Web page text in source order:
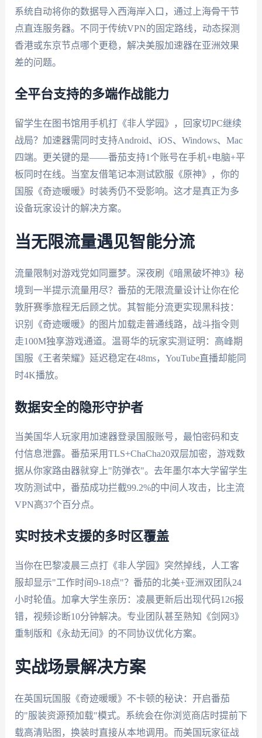
系统自动将你的数据导入西海岸入口，通过上海骨干节
点直连服务器。不同于传统VPN的固定路线，动态探测
香港或东京节点哪个更稳，解决美服加速器在亚洲效果
差的问题。
全平台支持的多端作战能力
留学生在图书馆用手机打《非人学园》，回家切PC继续
战局？加速器需同时支持Android、iOS、Windows、Mac
四端。更关键的是——番茄支持1个账号在手机+电脑+平
板同时在线。当室友借笔记本测试欧服《原神》，你的
国服《奇迹暖暖》时装秀仍不受影响。这才是真正为多
设备玩家设计的解决方案。
当无限流量遇见智能分流
流量限制对游戏党如同噩梦。深夜刷《暗黑破坏神3》秘
境到一半提示流量用尽？番茄的无限流量设计让你在伦
敦肝赛季旅程无后顾之忧。其智能分流更实现黑科技：
识别《奇迹暖暖》的图片加载走普通线路，战斗指令则
走100M独享游戏通道。温哥华的玩家实测证明：高峰期
国服《王者荣耀》延迟稳定在48ms，YouTube直播却能同
时4K播放。
数据安全的隐形守护者
当美国华人玩家用加速器登录国服账号，最怕密码和支
付信息泄露。番茄采用TLS+ChaCha20双层加密，游戏数
据从你家路由器就穿上"防弹衣"。去年墨尔本大学留学生
攻防测试中，番茄成功拦截99.2%的中间人攻击，比主流
VPN高37个百分点。
实时技术支援的多时区覆盖
当你在巴黎凌晨三点打《非人学园》突然掉线，人工客
服却显示"工作时间9-18点"？番茄的北美+亚洲双团队24
小时轮值。加拿大学生亲历：凌晨更新后出现代码126报
错，视频诊断10分钟解决。专业团队甚至熟知《剑网3》
重制版和《永劫无间》的不同协议优化方案。
实战场景解决方案
在英国玩国服《奇迹暖暖》不卡顿的秘诀：开启番茄
的"服装资源预加载"模式。系统会在你浏览商店时提前下
载高清贴图，换装时直接从本地调用。而美国玩家征战